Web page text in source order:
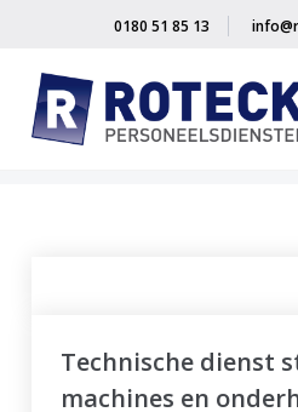
0180 51 85 13
Technische dienst
machines en